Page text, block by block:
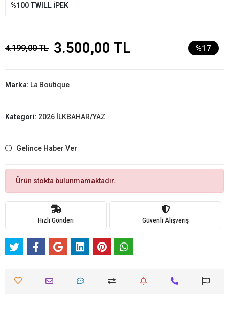
%100 TWILL İPEK
4.199,00 TL 3.500,00 TL %17
Marka: La Boutique
Kategori: 2026 İLKBAHAR/YAZ
Gelince Haber Ver
Ürün stokta bulunmamaktadır.
Hızlı Gönderi Güvenli Alışveriş